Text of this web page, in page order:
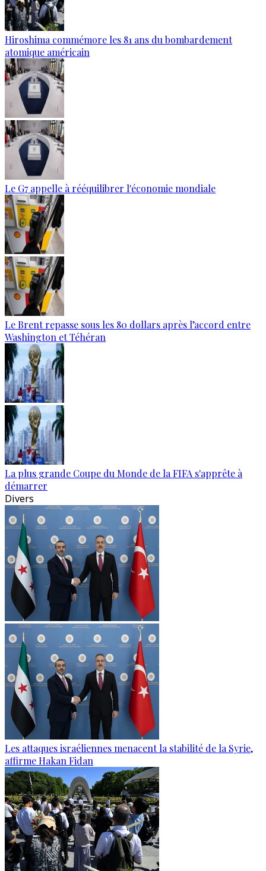
Hiroshima commémore les 81 ans du bombardement
atomique américain
Le G7 appelle à rééquilibrer l'économie mondiale
Le Brent repasse sous les 80 dollars après l’accord entre
Washington et Téhéran
La plus grande Coupe du Monde de la FIFA s'apprête à
démarrer
Divers
Les attaques israéliennes menacent la stabilité de la Syrie,
affirme Hakan Fidan